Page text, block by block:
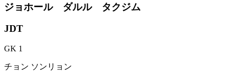
ジョホール ダルル タクジム
JDT
GK 1
チョン ソンリョン